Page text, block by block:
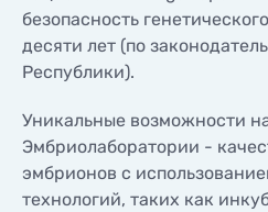
безопасность
десяти лет (по
Республики).
Уникальные возможности
Эмбриолаборатории -
эмбрионов с
технологий, таких как